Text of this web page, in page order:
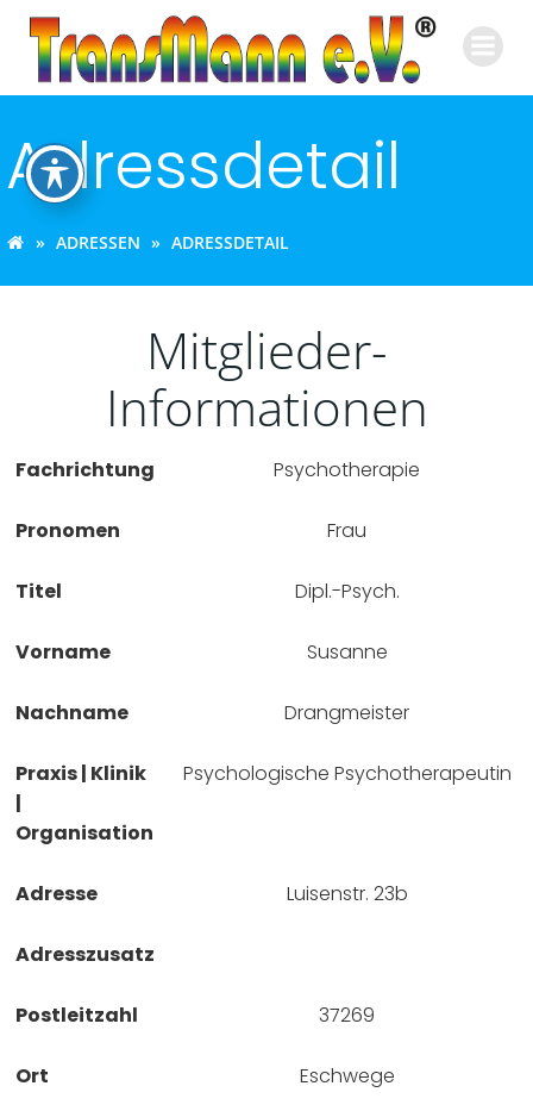
Inhalt
springen
Adressdetail
ADRESSEN ADRESSDETAIL
Mitglieder-
Informationen
Fachrichtung Psychotherapie
Pronomen Frau
Titel Dipl.-Psych.
Vorname Susanne
Nachname Drangmeister
Praxis | Klinik
|
Organisation
Psychologische Psychotherapeutin
Adresse Luisenstr. 23b
Adresszusatz
Postleitzahl 37269
Ort Eschwege